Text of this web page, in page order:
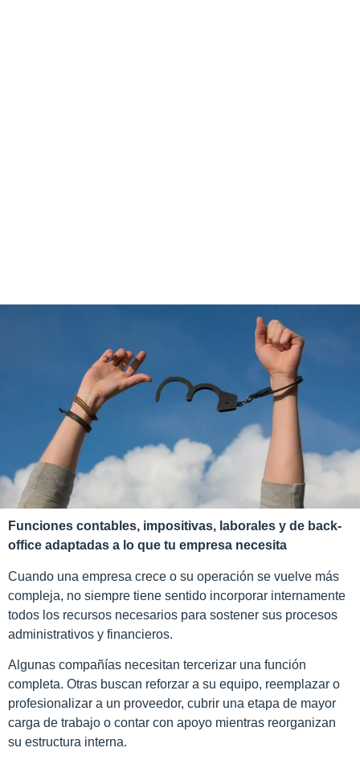
Funciones contables, impositivas, laborales y de back-
office adaptadas a lo que tu empresa necesita
Cuando una empresa crece o su operación se vuelve más
compleja, no siempre tiene sentido incorporar internamente
todos los recursos necesarios para sostener sus procesos
administrativos y financieros.
Algunas compañías necesitan tercerizar una función
completa. Otras buscan reforzar a su equipo, reemplazar o
profesionalizar a un proveedor, cubrir una etapa de mayor
carga de trabajo o contar con apoyo mientras reorganizan
su estructura interna.